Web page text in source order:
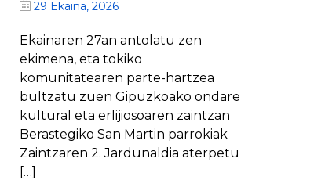
29 Ekaina, 2026
Ekainaren 27an antolatu zen
ekimena, eta tokiko
komunitatearen parte-hartzea
bultzatu zuen Gipuzkoako ondare
kultural eta erlijiosoaren zaintzan
Berastegiko San Martin parrokiak
Zaintzaren 2. Jardunaldia aterpetu
[…]